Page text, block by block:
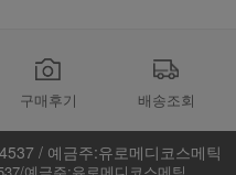
구매후기 배송조회
/ 예금주:유로메디코스메틱